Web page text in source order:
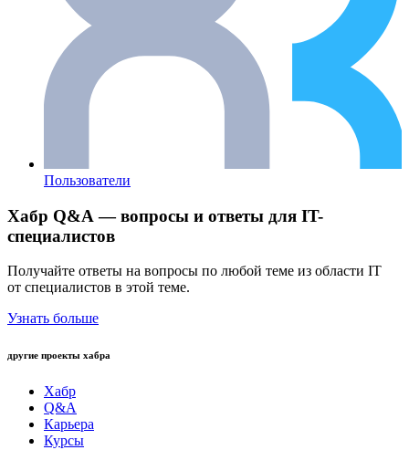
Пользователи
Хабр Q&A — вопросы и ответы для IT-
специалистов
Получайте ответы на вопросы по любой теме из области IT
от специалистов в этой теме.
Узнать больше
другие проекты хабра
Хабр
Q&A
Карьера
Курсы